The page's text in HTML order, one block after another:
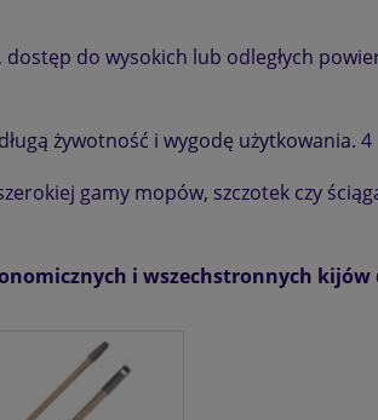
do wysokich lub odległych
żywotność i wygodę użytkowania. 4
gamy mopów, szczotek czy
i wszechstronnych kijów